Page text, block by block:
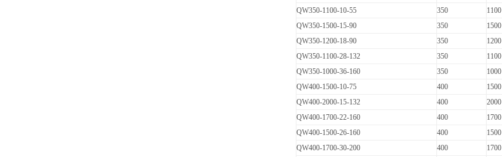
QW350-1100-10-55
350 1100
QW350-1500-15-90
350 1500
QW350-1200-18-90
350 1200
QW350-1100-28-132
350 1100
QW350-1000-36-160
350 1000
QW400-1500-10-75
400 1500
QW400-2000-15-132
400 2000
QW400-1700-22-160
400 1700
QW400-1500-26-160
400 1500
QW400-1700-30-200
400 1700